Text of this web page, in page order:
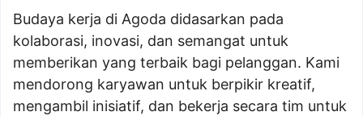
Budaya kerja di Agoda didasarkan pada
kolaborasi, inovasi, dan semangat untuk
memberikan yang terbaik bagi pelanggan. Kami
mendorong karyawan untuk berpikir kreatif,
mengambil inisiatif, dan bekerja secara tim untuk